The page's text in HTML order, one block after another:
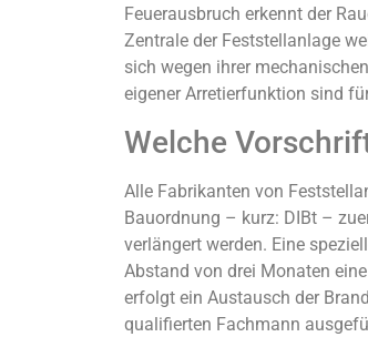
Feuerausbruch erkennt der
Zentrale der Feststellanlage
sich wegen ihrer
eigener Arretierfunktion sind
Welche
Alle Fabrikanten von
Bauordnung – kurz: DIBt –
verlängert werden. Eine
Abstand von drei Monaten
erfolgt ein Austausch der
qualifierten Fachmann